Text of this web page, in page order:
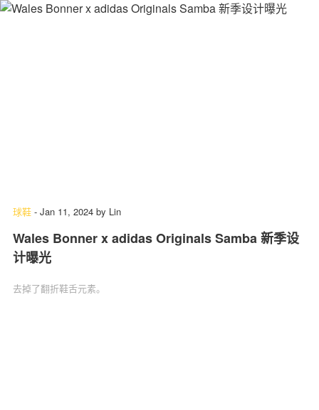
球鞋 - Jan 11, 2024 by Lin
Wales Bonner x adidas Originals Samba 新季设
计曝光
去掉了翻折鞋舌元素。